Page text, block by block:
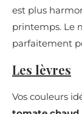
est plus
printemps. Le
parfaitement
Les lèvres
Vos couleurs